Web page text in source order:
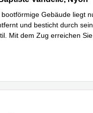
Gebäude liegt
und besticht durch
Mit dem Zug erreichen